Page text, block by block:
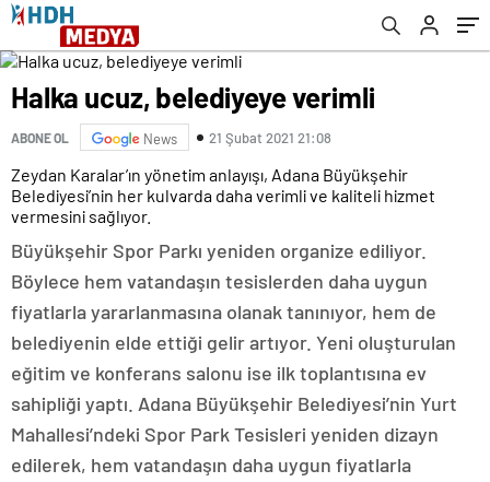
Halka ucuz, belediyeye verimli
ABONE OL News 21 Şubat 2021 21:08
Zeydan Karalar’ın yönetim anlayışı, Adana Büyükşehir
Belediyesi’nin her kulvarda daha verimli ve kaliteli hizmet
vermesini sağlıyor.
Büyükşehir Spor Parkı yeniden organize ediliyor.
Böylece hem vatandaşın tesislerden daha uygun
fiyatlarla yararlanmasına olanak tanınıyor, hem de
belediyenin elde ettiği gelir artıyor. Yeni oluşturulan
eğitim ve konferans salonu ise ilk toplantısına ev
sahipliği yaptı. Adana Büyükşehir Belediyesi’nin Yurt
Mahallesi’ndeki Spor Park Tesisleri yeniden dizayn
edilerek, hem vatandaşın daha uygun fiyatlarla